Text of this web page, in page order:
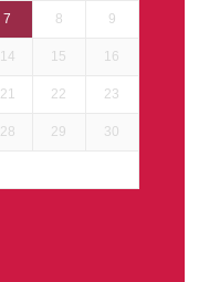
7 8 9
14 15 16
21 22 23
28 29 30